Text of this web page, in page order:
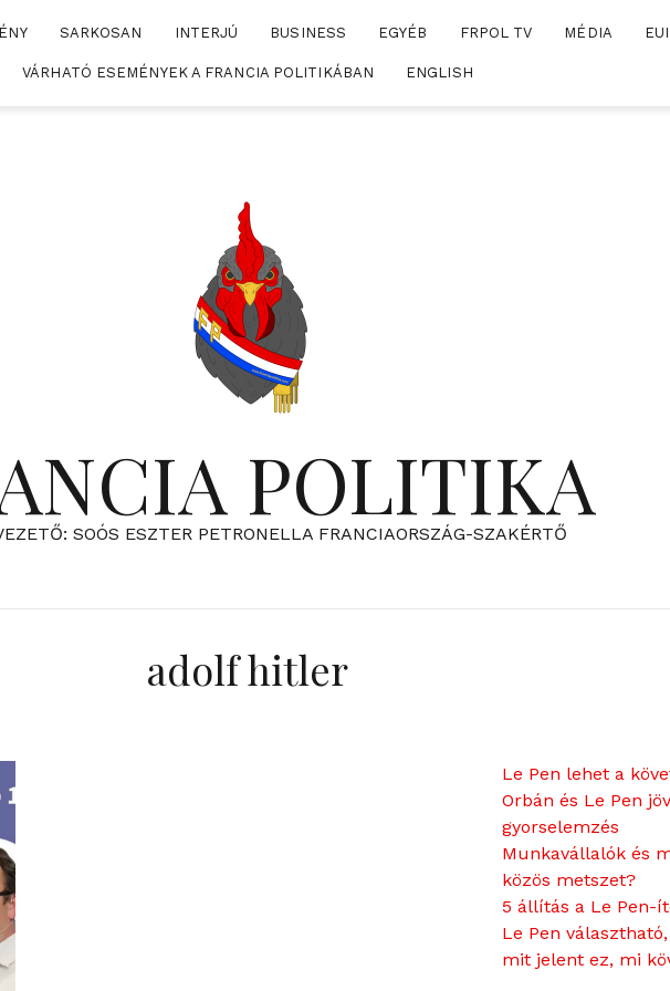
SARKOSAN INTERJÚ BUSINESS EGYÉB FRPOL TV MÉDIA
VÁRHATÓ ESEMÉNYEK A FRANCIA POLITIKÁBAN ENGLISH
POLITIKA
SOÓS ESZTER PETRONELLA FRANCIAORSZÁG-SZAKÉRTŐ
adolf hitler
Le Pen lehet a
Orbán és Le Pen
gyorselemzés
Munkavállalók és
közös metszet?
5 állítás a Le Pen-
Le Pen
mit jelent ez, mi